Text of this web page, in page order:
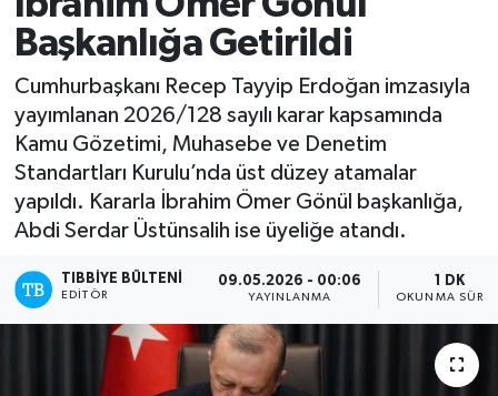
Başkanlığa Getirildi
Cumhurbaşkanı Recep Tayyip Erdoğan imzasıyla
yayımlanan 2026/128 sayılı karar kapsamında
Kamu Gözetimi, Muhasebe ve Denetim
Standartları Kurulu’nda üst düzey atamalar
yapıldı. Kararla İbrahim Ömer Gönül başkanlığa,
Abdi Serdar Üstünsalih ise üyeliğe atandı.
TIBBIYE BÜLTENI
EDITÖR
09.05.2026 - 00:06
YAYINLANMA
1 DK
OKUNMA
Mevzuat